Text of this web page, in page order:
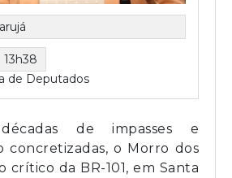
13h38
de Deputados
de impasses e
concretizadas, o Morro dos
crítico da BR-101, em Santa